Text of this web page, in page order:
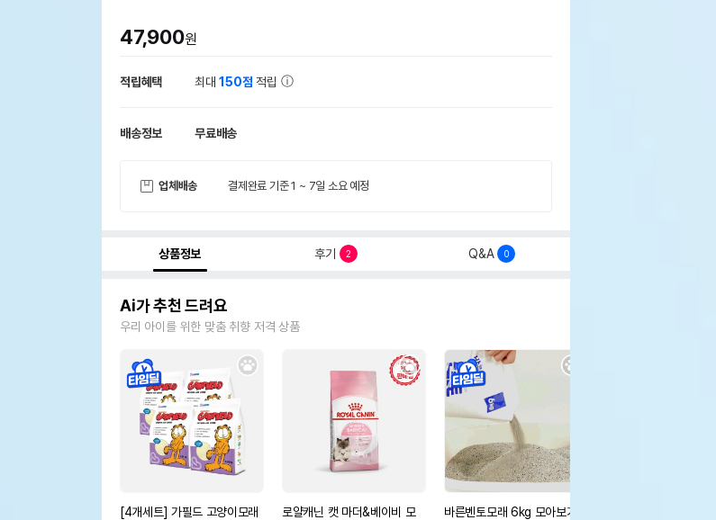
47,900원
적립혜택 최대150점 적립
배송정보 무료배송
업체배송 결제완료 기준 1 ~ 7일 소요 예정
상품정보 후기 2 Q&A 0
Ai가 추천 드려요
우리 아이를 위한 맞춤 취향 저격 상품
[4개세트] 가필드 고양이모래
로얄캐닌 캣 마더&베이비 모
바른벤토모래 6kg 모아보기